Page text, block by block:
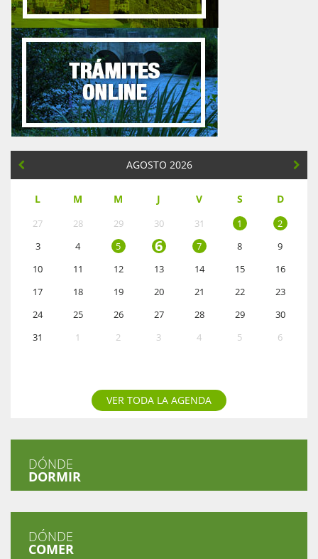
AGOSTO 2026
L M M J V S D
27 28 29 30 31 1
2
3
4 5 6 7 8
9
10
11 12 13 14 15
16
17
18 19 20 21 22
23
24
25 26 27 28 29
30
31
1 2 3 4 5 6
VER TODA LA AGENDA
DÓNDE
DORMIR
DÓNDE
COMER